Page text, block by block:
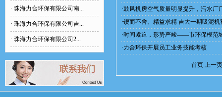
· 珠海力合环保有限公司南...
· 珠海力合环保有限公司吉...
· 珠海力合环保有限公司2...
·鼓风机房空气质量明显提升，污水厂
·锲而不舍、精益求精 吉大一期吸泥机
·时间紧迫，形势严峻——市环保模范
·力合环保开展员工业务技能考核
首页 上一